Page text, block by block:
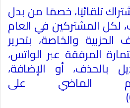
تلقائيًا، خصمًا من بدل
لكل المشتركين في العام
والخاصة، بتحرير
المرفقة عبر الواتس،
بالحذف، أو الإضافة،
الماضي على